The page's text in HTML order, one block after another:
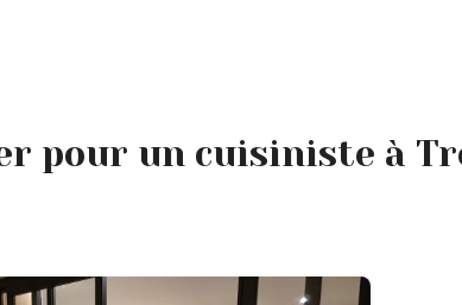
pour un cuisiniste à